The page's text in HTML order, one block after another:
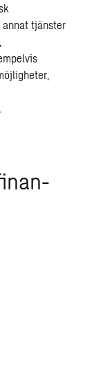
annat tjänster